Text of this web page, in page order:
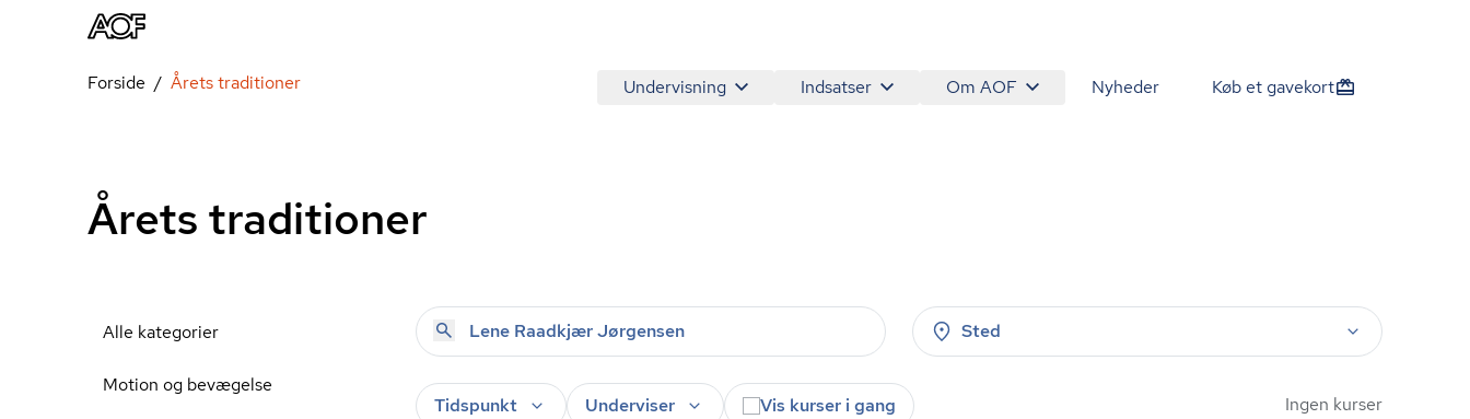
Undervisning Indsatser Om AOF Nyheder Køb et gavekort
Forside Årets traditioner
Årets traditioner
Alle kategorier
Motion og bevægelse
Sted
Tidspunkt Underviser Vis kurser i gang Ingen kurser